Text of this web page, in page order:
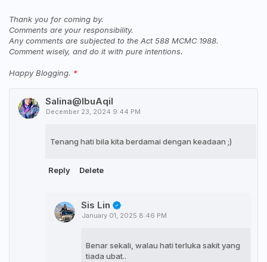
Thank you for coming by.
Comments are your responsibility.
Any comments are subjected to the Act 588 MCMC 1988.
Comment wisely, and do it with pure intentions.
Happy Blogging.
Salina@IbuAqil
December 23, 2024 9:44 PM
Tenang hati bila kita berdamai dengan keadaan ;)
Reply Delete
Sis Lin
January 01, 2025 8:46 PM
Benar sekali, walau hati terluka sakit yang
tiada ubat..